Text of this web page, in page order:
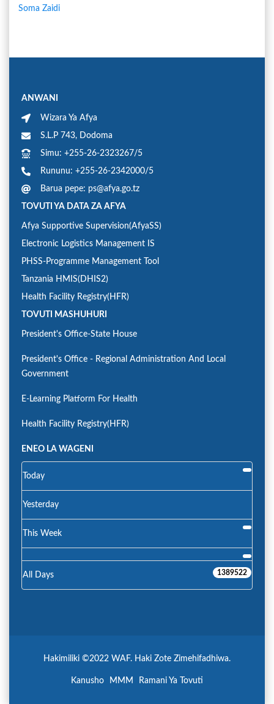
Soma Zaidi
ANWANI
Wizara Ya Afya
S.L.P 743, Dodoma
Simu: +255-26-2323267/5
Rununu: +255-26-2342000/5
Barua pepe: ps@afya.go.tz
TOVUTI YA DATA ZA AFYA
Afya Supportive Supervision(AfyaSS)
Electronic Logistics Management IS
PHSS-Programme Management Tool
Tanzania HMIS(DHIS2)
Health Facility Registry(HFR)
TOVUTI MASHUHURI
President's Office-State House
President's Office - Regional Administration And Local
Government
E-Learning Platform For Health
Health Facility Registry(HFR)
ENEO LA WAGENI
Today
Yesterday
This Week
All Days 1389522
Hakimiliki ©2022 WAF. Haki Zote Zimehifadhiwa.
Kanusho MMM Ramani Ya Tovuti